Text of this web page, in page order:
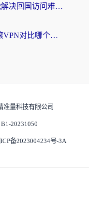
海外党必看：yy vpn真能解决回国访问难题？附云极initap测评+免费方案对比
穿梭VPN好用吗？和快滚VPN对比哪个回国效果更好？海外党选回国加速器必看指南
准量科技有限公司
20231050
备2023004234号-3A